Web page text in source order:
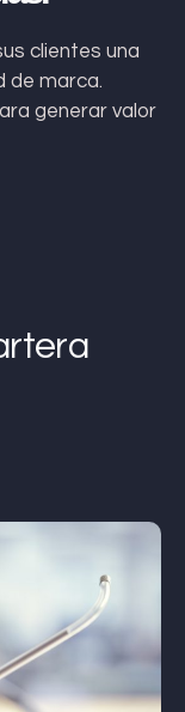
clientes una
de marca.
generar valor